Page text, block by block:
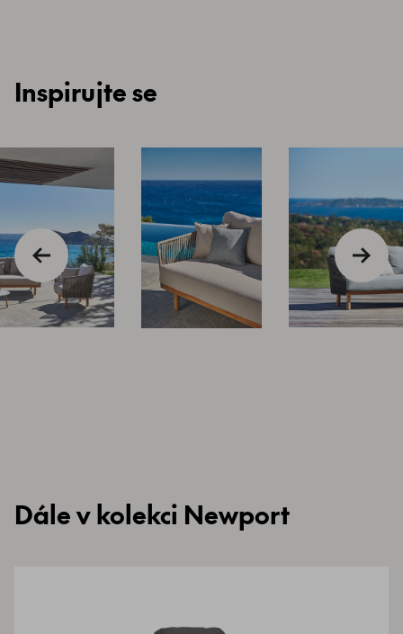
Inspirujte se
Dále v kolekci Newport